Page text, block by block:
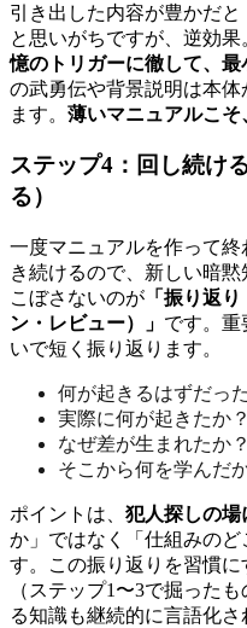
引き出した内容が豊かだと
と思いがちですが、逆効
憶のトリガーに徹して、最
の武勇伝や背景説明は本
ます。 薄いマニュアルこそ
ステップ4：回し続け
る）
一度マニュアルを作って
き続けるので、新しい暗
こぼさないのが 「振り返
ン・レビュー）」 です。重
いで短く振り返ります。
何が起きるはずだっ
実際に何が起きたか？
なぜ差が生まれたか？
そこから何を学んだ
ポイントは、 犯人探しの場
か」ではなく「仕組みの
す。この振り返りを習慣
（ステップ1〜3で掘った
る知識も継続的に言語化さ